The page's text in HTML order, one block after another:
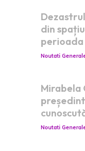
din
Noutati
Mirabela
Noutati